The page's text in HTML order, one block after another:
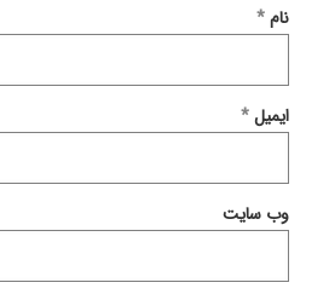
نام*
ایمیل*
وب‌ سایت